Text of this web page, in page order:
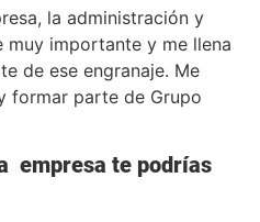
la administración y
importante y me llena
de ese engranaje. Me
formar parte de Grupo
empresa te podrías